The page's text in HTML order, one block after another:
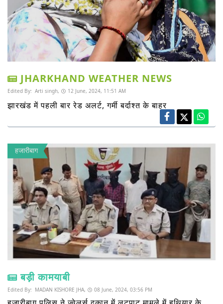
JHARKHAND WEATHER NEWS
Edited By: Arti singh, 12 June, 2024, 11:51 AM
झारखंड में पहली बार रेड अलर्ट, गर्मी बर्दाश्त के बाहर
हजारीबाग
बड़ी कामयाबी
Edited By: MADAN KISHORE JHA, 08 June, 2024, 03:56 PM